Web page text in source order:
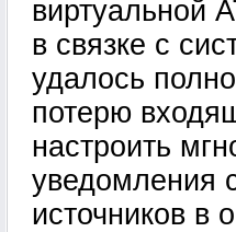
виртуальной
в связке с
удалось
потерю
настроить
уведомления
источников в